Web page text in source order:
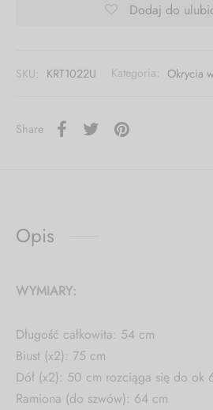
Dodaj do
SKU: KRT1022U Kategoria: Okrycia
Share
Opis
WYMIARY:
Długość całkowita: 54 cm
Biust (x2): 75 cm
Dół (x2): 50 cm rozciąga się do ok
Ramiona (do szwów): 64 cm